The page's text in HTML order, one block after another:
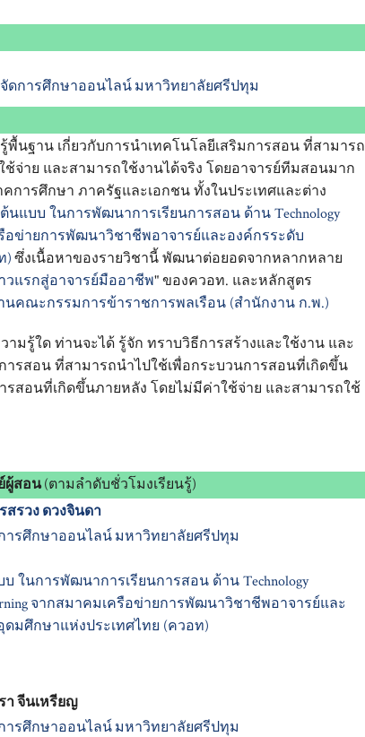
ดการศึกษาออนไลน์มหาวิทยาลัยศรีปทุม
พื้นฐาน เกี่ยวกับการนำเทคโนโลยีเสริมการสอน ที่สามารถ
จ่าย และสามารถใช้งานได้จริง โดยอาจารย์ทีมสอนมาก
ารศึกษา ภาครัฐและเอกชน ทั้งในประเทศและต่าง
นแบบ ในการพัฒนาการเรียนการสอน ด้าน Technology
อข่ายการพัฒนาวิชาชีพอาจารย์และองค์กรระดับ
)ซึ่งเนื้อหาของรายวิชานี้ พัฒนาต่อยอดจากหลากหลาย
วแรกสู่อาจารย์มืออาชีพ" ของควอท. และหลักสูตร
นคณะกรรมการข้าราชการพลเรือน (สำนักงาน ก.พ.)
ามรู้ใด ท่านจะได้ รู้จัก ทราบวิธีการสร้างและใช้งาน และ
ารสอน ที่สามารถนำไปใช้เพื่อกระบวนการสอนที่เกิดขึ้น
รสอนที่เกิดขึ้นภายหลัง โดยไม่มีค่าใช้จ่าย และสามารถใช้
ผู้สอน(ตามลำดับชั่วโมงเรียนรู้)
สรวง ดวงจินดา
ารศึกษาออนไลน์มหาวิทยาลัยศรีปทุม
ในการพัฒนาการเรียนการสอน ด้าน Technology
จากสมาคมเครือข่ายการพัฒนาวิชาชีพอาจารย์และ
ดมศึกษาแห่งประเทศไทย (ควอท)
า จีนเหรียญ
ารศึกษาออนไลน์มหาวิทยาลัยศรีปทุม